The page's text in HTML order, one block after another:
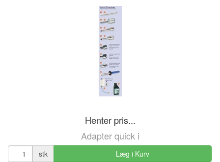
Henter pris...
Adapter quick i
stk Læg i Kurv